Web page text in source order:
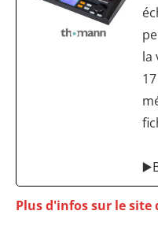
la
Plus d'infos sur le site